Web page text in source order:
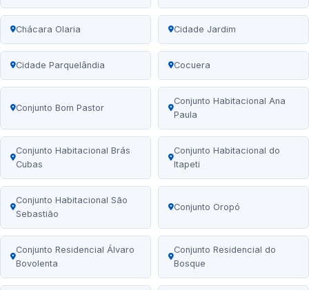
Chácara Olaria Cidade Jardim
Cidade Parquelândia Cocuera
Conjunto Bom Pastor
Conjunto Habitacional Ana
Paula
Conjunto Habitacional Brás
Cubas
Conjunto Habitacional do
Itapeti
Conjunto Habitacional São
Sebastião
Conjunto Oropó
Conjunto Residencial Álvaro
Bovolenta
Conjunto Residencial do
Bosque